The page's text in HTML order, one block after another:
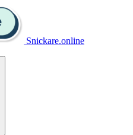
Snickare.online